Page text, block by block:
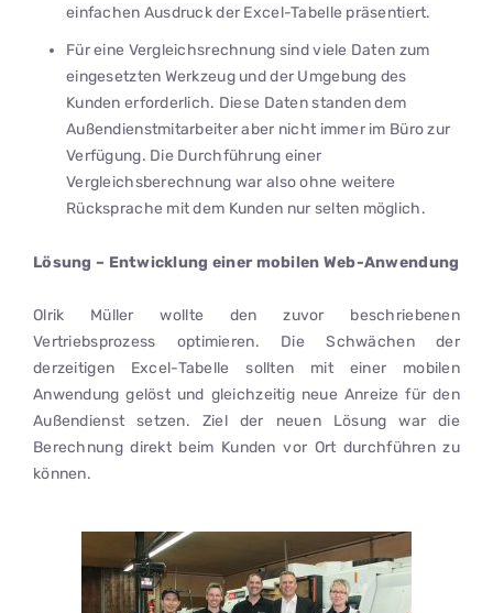
einfachen Ausdruck der Excel-Tabelle präsentiert.
Für eine Vergleichsrechnung sind viele Daten zum
eingesetzten Werkzeug und der Umgebung des
Kunden erforderlich. Diese Daten standen dem
Außendienstmitarbeiter aber nicht immer im Büro zur
Verfügung. Die Durchführung einer
Vergleichsberechnung war also ohne weitere
Rücksprache mit dem Kunden nur selten möglich.
Lösung – Entwicklung einer mobilen Web-Anwendung
Olrik Müller wollte den zuvor beschriebenen
Vertriebsprozess optimieren. Die Schwächen der
derzeitigen Excel-Tabelle sollten mit einer mobilen
Anwendung gelöst und gleichzeitig neue Anreize für den
Außendienst setzen. Ziel der neuen Lösung war die
Berechnung direkt beim Kunden vor Ort durchführen zu
können.